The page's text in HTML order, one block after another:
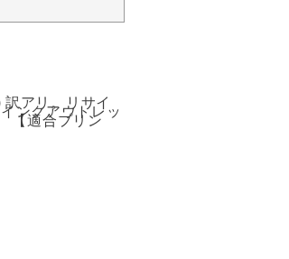
アリ。リサイ
ンクアウトレッ
【適合プリン